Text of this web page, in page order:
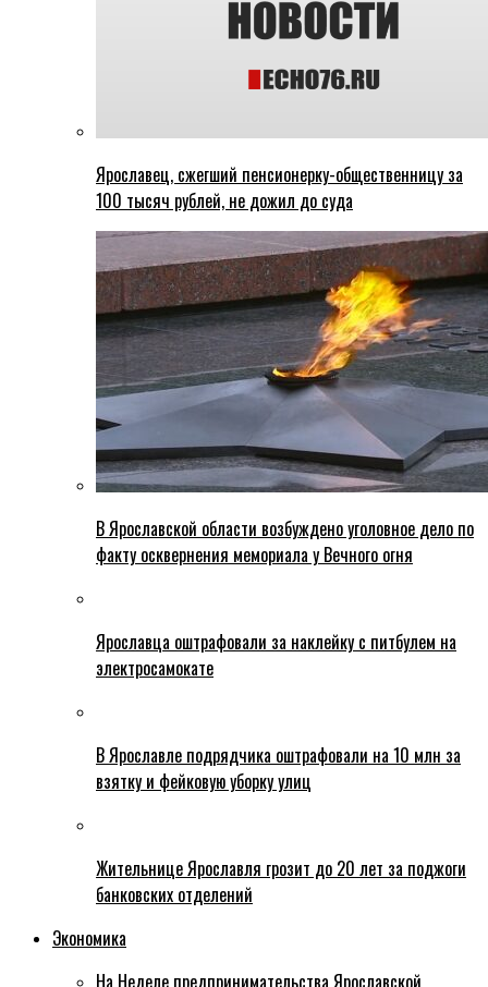
Ярославец, сжегший пенсионерку-общественницу за
100 тысяч рублей, не дожил до суда
В Ярославской области возбуждено уголовное дело по
факту осквернения мемориала у Вечного огня
Ярославца оштрафовали за наклейку с питбулем на
электросамокате
В Ярославле подрядчика оштрафовали на 10 млн за
взятку и фейковую уборку улиц
Жительнице Ярославля грозит до 20 лет за поджоги
банковских отделений
Экономика